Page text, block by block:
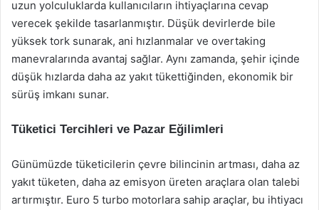
uzun yolculuklarda kullanıcıların ihtiyaçlarına cevap
verecek şekilde tasarlanmıştır. Düşük devirlerde bile
yüksek tork sunarak, ani hızlanmalar ve overtaking
manevralarında avantaj sağlar. Aynı zamanda, şehir içinde
düşük hızlarda daha az yakıt tükettiğinden, ekonomik bir
sürüş imkanı sunar.
Tüketici Tercihleri ve Pazar Eğilimleri
Günümüzde tüketicilerin çevre bilincinin artması, daha az
yakıt tüketen, daha az emisyon üreten araçlara olan talebi
artırmıştır. Euro 5 turbo motorlara sahip araçlar, bu ihtiyacı